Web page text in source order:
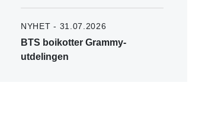
NYHET - 31.07.2026
BTS boikotter Grammy-
utdelingen